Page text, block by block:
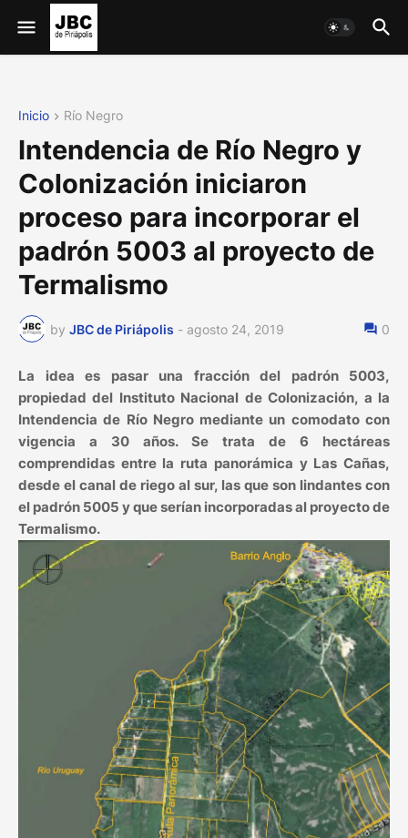
Inicio Río Negro
Intendencia de Río Negro y
Colonización iniciaron
proceso para incorporar el
padrón 5003 al proyecto de
Termalismo
by JBC de Piriápolis - agosto 24, 2019 0
La idea es pasar una fracción del padrón 5003,
propiedad del Instituto Nacional de Colonización, a la
Intendencia de Río Negro mediante un comodato con
vigencia a 30 años. Se trata de 6 hectáreas
comprendidas entre la ruta panorámica y Las Cañas,
desde el canal de riego al sur, las que son lindantes con
el padrón 5005 y que serían incorporadas al proyecto de
Termalismo.